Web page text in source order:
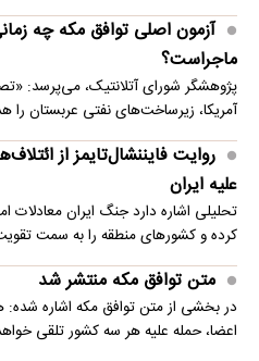
آزمون اصلی توافق مکه چه
ماجراست؟
پژوهشگر شورای آتلانتیک، می‌پرسد:
آمریکا، زیرساخت‌های نفتی عربستان را
روایت فایننشال‌تایمز از
علیه ایران
تحلیلی اشاره دارد جنگ ایران معادلات
کرده و کشورهای منطقه را به سمت
متن توافق مکه منتشر شد
در بخشی از متن توافق مکه اشاره شده:
اعضا، حمله علیه هر سه کشور تلقی